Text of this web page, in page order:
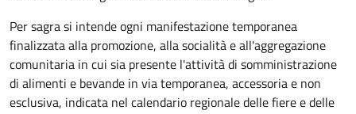
Per sagra si intende ogni manifestazione temporanea
finalizzata alla promozione, alla socialità e all'aggregazione
comunitaria in cui sia presente l'attività di somministrazione
di alimenti e bevande in via temporanea, accessoria e non
esclusiva, indicata nel calendario regionale delle fiere e delle